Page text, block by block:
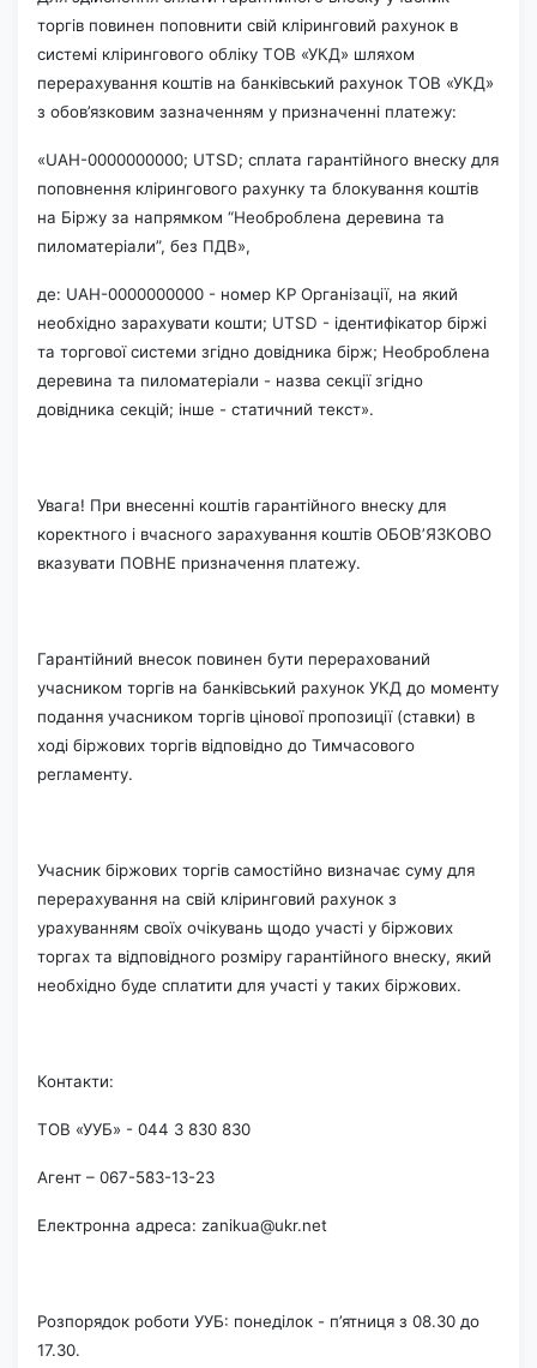
торгів повинен поповнити свій кліринговий рахунок в
системі клірингового обліку ТОВ «УКД» шляхом
перерахування коштів на банківський рахунок ТОВ «УКД»
з обов’язковим зазначенням у призначенні платежу:
«UAH-0000000000; UTSD; сплата гарантійного внеску для
поповнення клірингового рахунку та блокування коштів
на Біржу за напрямком “Необроблена деревина та
пиломатеріали”, без ПДВ»,
де: UAH-0000000000 - номер КР Організації, на який
необхідно зарахувати кошти; UTSD - ідентифікатор біржі
та торгової системи згідно довідника бірж; Необроблена
деревина та пиломатеріали - назва секції згідно
довідника секцій; інше - статичний текст».
Увага! При внесенні коштів гарантійного внеску для
коректного і вчасного зарахування коштів ОБОВʼЯЗКОВО
вказувати ПОВНЕ призначення платежу.
Гарантійний внесок повинен бути перерахований
учасником торгів на банківський рахунок УКД до моменту
подання учасником торгів цінової пропозиції (ставки) в
ході біржових торгів відповідно до Тимчасового
регламенту.
Учасник біржових торгів самостійно визначає суму для
перерахування на свій кліринговий рахунок з
урахуванням своїх очікувань щодо участі у біржових
торгах та відповідного розміру гарантійного внеску, який
необхідно буде сплатити для участі у таких біржових.
Контакти:
ТОВ «УУБ» - 044 3 830 830
Агент – 067-583-13-23
Електронна адреса: zanikua@ukr.net
Розпорядок роботи УУБ: понеділок - п’ятниця з 08.30 до
17.30.